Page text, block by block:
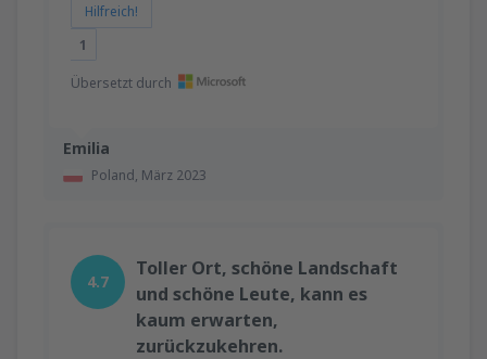
Emilia
Poland, März 2023
Hilfreich!
1
Übersetzt durch
4.7
Toller Ort, schöne Landschaft
und schöne Leute, kann es
kaum erwarten,
zurückzukehren.